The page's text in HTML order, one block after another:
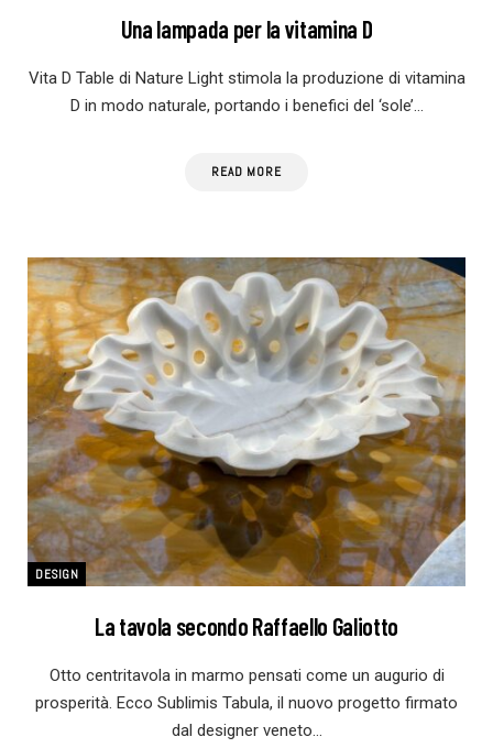
Una lampada per la vitamina D
Vita D Table di Nature Light stimola la produzione di vitamina
D in modo naturale, portando i benefici del ‘sole’…
READ MORE
DESIGN
La tavola secondo Raffaello Galiotto
Otto centritavola in marmo pensati come un augurio di
prosperità. Ecco Sublimis Tabula, il nuovo progetto firmato
dal designer veneto…